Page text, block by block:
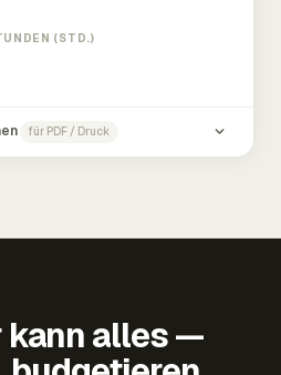
(STD.)
für PDF / Druck
kann alles —